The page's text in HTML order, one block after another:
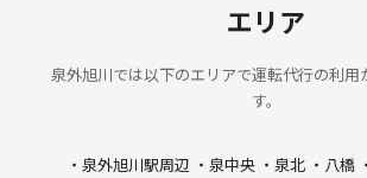
エリア
泉外旭川では以下のエリアで運転代行の利用
す。
・泉外旭川駅周辺 ・泉中央 ・泉北 ・八橋